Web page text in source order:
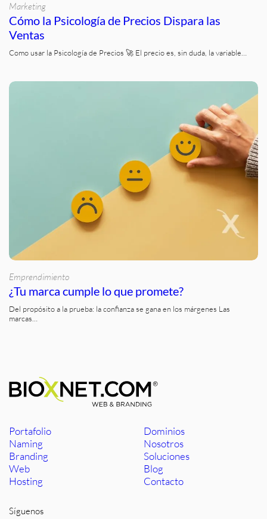
Marketing
Cómo la Psicología de Precios Dispara las
Ventas
Como usar la Psicología de Precios 🚀 El precio es, sin duda, la variable…
Emprendimiento
¿Tu marca cumple lo que promete?
Del propósito a la prueba: la confianza se gana en los márgenes Las
marcas…
Portafolio
Naming
Branding
Web
Hosting
Dominios
Nosotros
Soluciones
Blog
Contacto
Síguenos